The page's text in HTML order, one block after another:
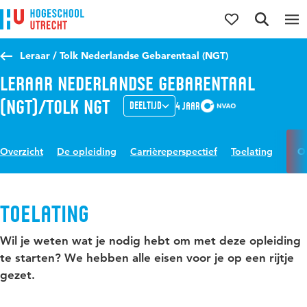
Direct naar de inhoud
Direct naar de hoofdnavigatie
Direct naar de zoekfunctie
Leraar / Tolk Nederlandse Gebarentaal (NGT)
Leraar Nederlandse Gebarentaal
(NGT)/Tolk NGT
Deeltijd 4 jaar
Overzicht De opleiding Carrièreperspectief Toelating
Toelating
Wil je weten wat je nodig hebt om met deze opleiding
te starten? We hebben alle eisen voor je op een rijtje
gezet.